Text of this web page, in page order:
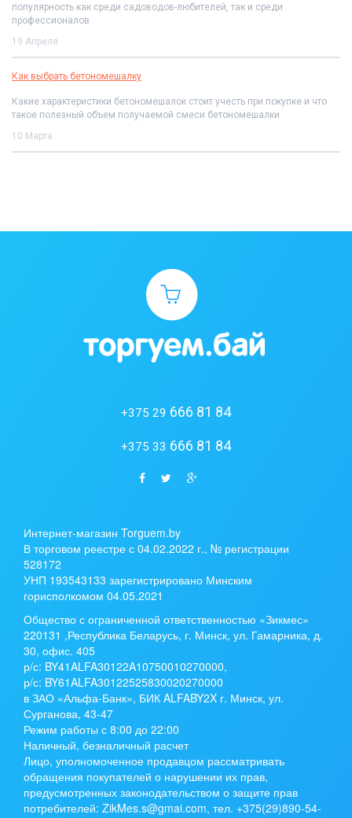
популярность как среди садоводов-любителей, так и среди
профессионалов
19 Апреля
Как выбрать бетономешалку
Какие характеристики бетономешалок стоит учесть при покупке и что
такое полезный объем получаемой смеси бетономешалки
10 Марта
+375 29 666 81 84
+375 33 666 81 84
Интернет-магазин Torguem.by
В торговом реестре с 04.02.2022 г., № регистрации
528172
УНП 193543133 зарегистрировано Минским
горисполкомом 04.05.2021
Общество с ограниченной ответственностью «Зикмес»
220131 ,Республика Беларусь, г. Минск, ул. Гамарника, д.
30, офис. 405
р/с: BY41ALFA30122A10750010270000,
р/с: BY61ALFA30122525830020270000
в ЗАО «Альфа-Банк», БИК ALFABY2X г. Минск, ул.
Сурганова, 43-47
Режим работы с 8:00 до 22:00
Наличный, безналичный расчет
Лицо, уполномоченное продавцом рассматривать
обращения покупателей о нарушении их прав,
предусмотренных законодательством о защите прав
потребителей: ZikMes.s@gmai.com, тел. +375(29)890-54-